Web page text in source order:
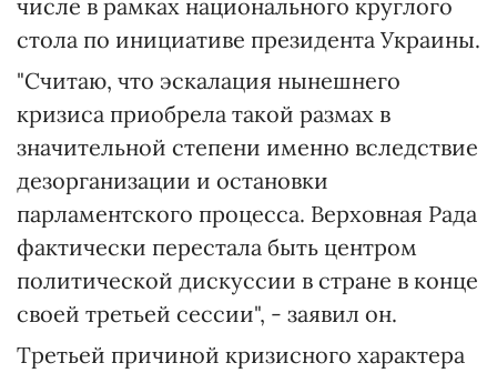
числе в рамках национального круглого
стола по инициативе президента Украины.
"Считаю, что эскалация нынешнего
кризиса приобрела такой размах в
значительной степени именно вследствие
дезорганизации и остановки
парламентского процесса. Верховная Рада
фактически перестала быть центром
политической дискуссии в стране в конце
своей третьей сессии", - заявил он.
Третьей причиной кризисного характера